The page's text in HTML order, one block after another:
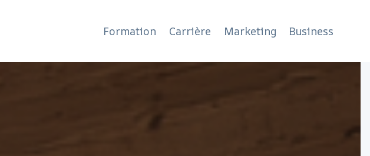
Formation Carrière Marketing Business